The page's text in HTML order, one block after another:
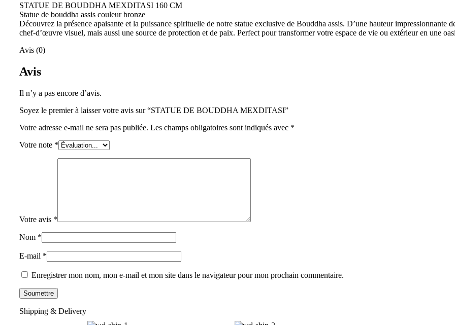
STATUE DE BOUDDHA MEXDITASI 160 CM
Statue de bouddha assis couleur bronze
Découvrez la présence apaisante et la puissance spirituelle de notre statue exclusive de Bouddha assis. D’une hauteur
chef-d’œuvre visuel, mais aussi une source de protection et de paix. Perfect pour transformer votre espace de vie ou extérieur en une
Avis (0)
Avis
Il n’y a pas encore d’avis.
Soyez le premier à laisser votre avis sur “STATUE DE BOUDDHA MEXDITASI”
Votre adresse e-mail ne sera pas publiée. Les champs obligatoires sont indiqués avec *
Votre note *
Votre avis *
Nom *
E-mail *
Enregistrer mon nom, mon e-mail et mon site dans le navigateur pour mon prochain commentaire.
Shipping & Delivery